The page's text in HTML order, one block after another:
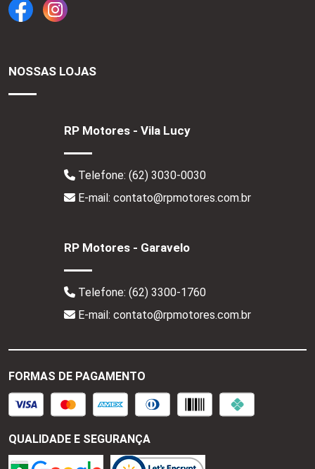
NOSSAS LOJAS
RP Motores - Vila Lucy
Telefone: (62) 3030-0030
E-mail: contato@rpmotores.com.br
RP Motores - Garavelo
Telefone: (62) 3300-1760
E-mail: contato@rpmotores.com.br
FORMAS DE PAGAMENTO
QUALIDADE E SEGURANÇA